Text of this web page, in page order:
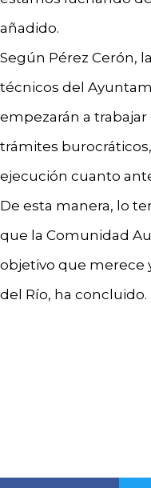
añadido.
Según Pérez Cerón,
técnicos del
empezarán a
trámites
ejecución cuanto
De esta manera, lo
que la Comunidad
objetivo que merece
del Río, ha concluido.